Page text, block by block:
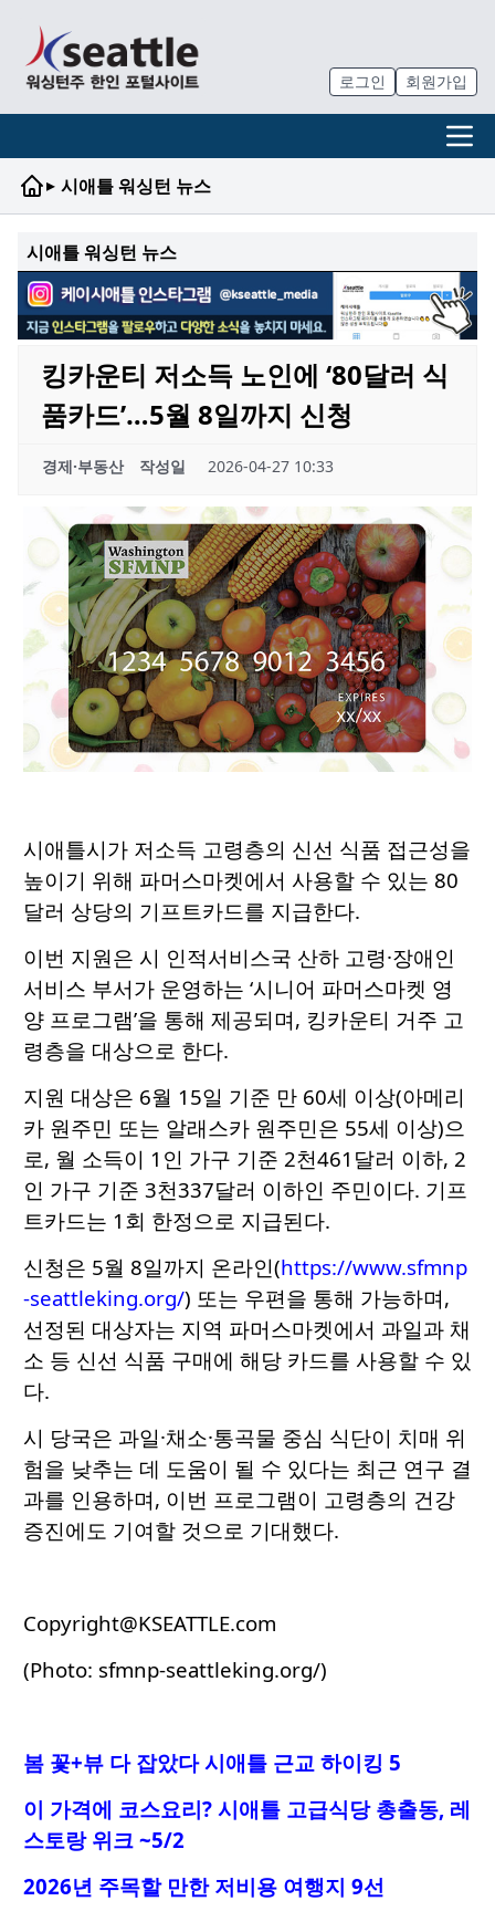
로그인 회원가입
▸ 시애틀 워싱턴 뉴스
시애틀 워싱턴 뉴스
킹카운티 저소득 노인에 ‘80달러 식
품카드’…5월 8일까지 신청
경제·부동산 작성일 2026-04-27 10:33
시애틀시가 저소득 고령층의 신선 식품 접근성을
높이기 위해 파머스마켓에서 사용할 수 있는 80
달러 상당의 기프트카드를 지급한다.
이번 지원은 시 인적서비스국 산하 고령·장애인
서비스 부서가 운영하는 ‘시니어 파머스마켓 영
양 프로그램’을 통해 제공되며, 킹카운티 거주 고
령층을 대상으로 한다.
지원 대상은 6월 15일 기준 만 60세 이상(아메리
카 원주민 또는 알래스카 원주민은 55세 이상)으
로, 월 소득이 1인 가구 기준 2천461달러 이하, 2
인 가구 기준 3천337달러 이하인 주민이다. 기프
트카드는 1회 한정으로 지급된다.
신청은 5월 8일까지 온라인(https://www.sfmnp
-seattleking.org/) 또는 우편을 통해 가능하며,
선정된 대상자는 지역 파머스마켓에서 과일과 채
소 등 신선 식품 구매에 해당 카드를 사용할 수 있
다.
시 당국은 과일·채소·통곡물 중심 식단이 치매 위
험을 낮추는 데 도움이 될 수 있다는 최근 연구 결
과를 인용하며, 이번 프로그램이 고령층의 건강
증진에도 기여할 것으로 기대했다.
Copyright@KSEATTLE.com
(Photo: sfmnp-seattleking.org/)
봄 꽃+뷰 다 잡았다 시애틀 근교 하이킹 5
이 가격에 코스요리? 시애틀 고급식당 총출동, 레
스토랑 위크 ~5/2
2026년 주목할 만한 저비용 여행지 9선